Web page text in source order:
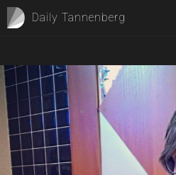
Daily Tannenberg